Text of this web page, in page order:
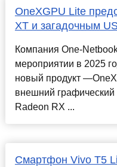
OneXGPU Lite
XT и загадочным
Компания One-
мероприятии в 2025
новый продукт
внешний графический
Radeon RX ...
Смартфон Vivo T5